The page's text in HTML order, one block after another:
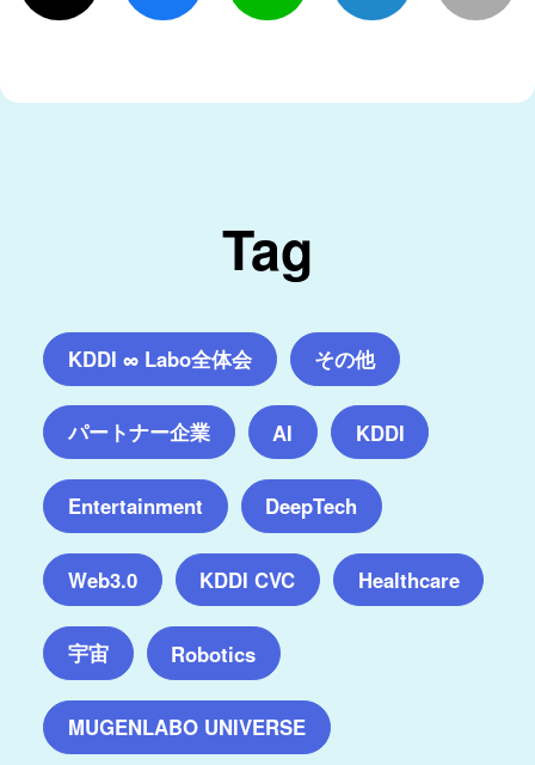
Tag
KDDI ∞ Labo全体会 その他
パートナー企業 AI KDDI
Entertainment DeepTech
Web3.0 KDDI CVC Healthcare
宇宙 Robotics
MUGENLABO UNIVERSE